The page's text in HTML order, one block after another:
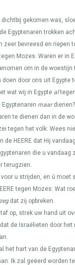
dichtbij gekomen was,
Egyptenaren trokken
zeer bevreesd en riepen
Mozes: Waren er in
om in de woestijn
door ons uit Egypte
wat wij in Egypte al
maar
te dienen dan in de
tegen het volk: Wees
de HEERE dat Hij vandaag
die u vandaag
terugzien.
voor u strijden, en ú moet
tegen Mozes: Wat
dat zij opbreken.
op, strek uw hand uit
de Israëlieten door het
het hart van de
Ik zal geëerd worden